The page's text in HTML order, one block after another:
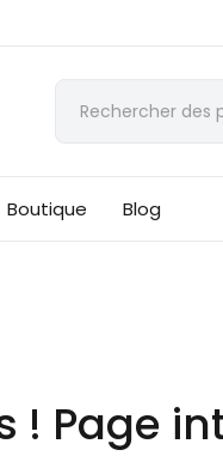
Boutique Blog
! Page